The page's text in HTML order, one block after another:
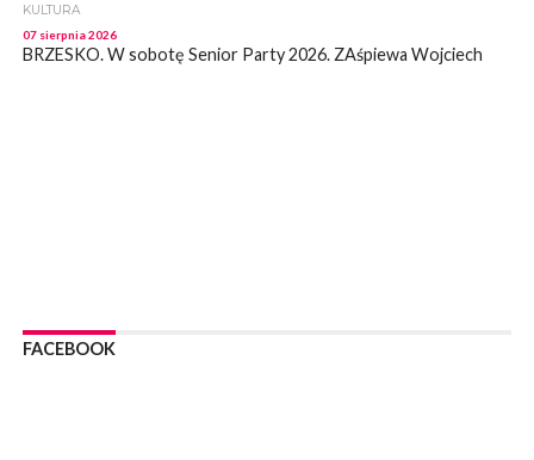
KULTURA
07 sierpnia 2026
BRZESKO. W sobotę Senior Party 2026. ZAśpiewa Wojciech
BOCHNIA. Podpisano umowę na wykonanie dokumentacji
projektowej przebudowy ulicy Dołuszyckiej
FACEBOOK